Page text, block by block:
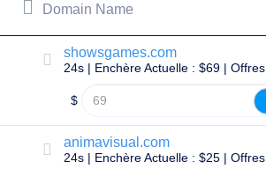
rights
Domaines
Trouvez
Rechercher
Recherche
Domain Name
showsgames.com
24s | Enchère Actuelle : $69 |
$
animavisual.com
24s | Enchère Actuelle : $25 |